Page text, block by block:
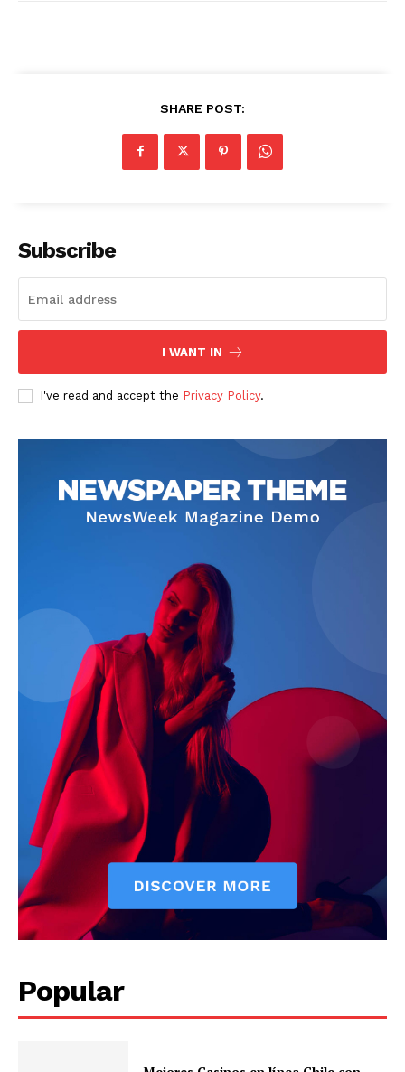
SHARE POST:
Subscribe
I WANT IN
I've read and accept the Privacy Policy.
Popular